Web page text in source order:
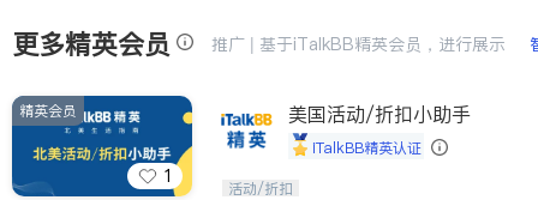
建筑装修 教育
养老 非盈利组织
更多精英会员 推广 | 基于iTalkBB精英会员，进行展示
1
精英会员 美国活动/折扣小助手
iTalkBB精英认证
iTalkBB精英 官方账号。您的美国生活
活动/折扣